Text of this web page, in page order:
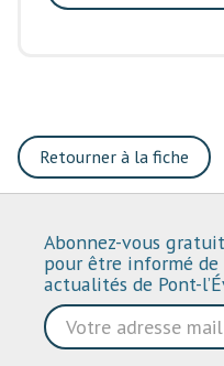
Retourner à la fiche
Abonnez-vous
pour être informé
actualités de Pont-